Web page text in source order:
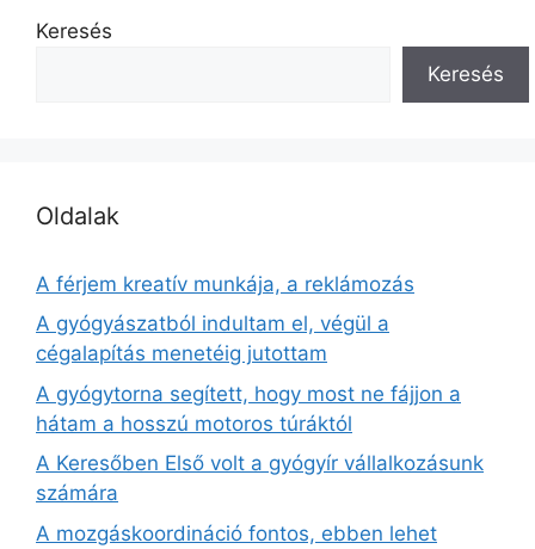
Keresés
Keresés
Oldalak
A férjem kreatív munkája, a reklámozás
A gyógyászatból indultam el, végül a
cégalapítás menetéig jutottam
A gyógytorna segített, hogy most ne fájjon a
hátam a hosszú motoros túráktól
A Keresőben Első volt a gyógyír vállalkozásunk
számára
A mozgáskoordináció fontos, ebben lehet